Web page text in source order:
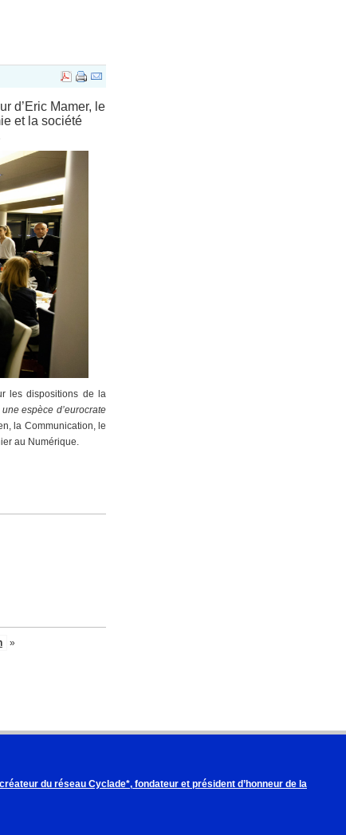
d’Eric Mamer, le
et la société
les dispositions de la
espèce d’eurocrate
la Communication, le
au Numérique.
»
du réseau Cyclade*, fondateur et président d’honneur de la